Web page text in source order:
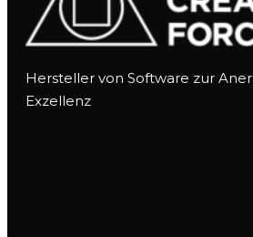
Hersteller von Software zur
Exzellenz